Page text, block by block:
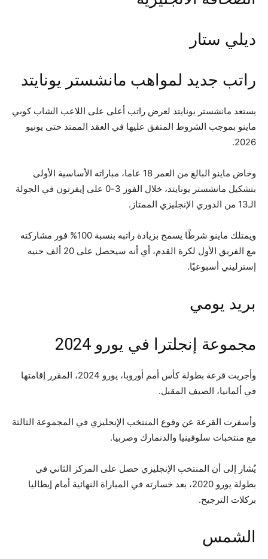
ديلي ستار
راتب جديد لمواهب مانشستر يونايتد
يستعد مانشستر يونايتد لعرض راتب أعلى على اللاعب الشاب كوبي
ماينو بموجب الشروط المتفق عليها في العقد الممتد حتى يونيو
2026.
وخاض ماينو البالغ من العمر 18 عاما، مباراته الأساسية الأولى
بتشكيل مانشستر يونايتد، خلال الفوز 3-0 على إيفرتون في الجولة
الـ13 من الدوري الإنجليزي الممتاز.
ويمتلك ماينو شرطًا يسمح بزيادة راتبه بنسبة 100% فور مشاركته
مع الفريق الأول لكرة القدم، أي أنه سيحصل على 20 ألف جنيه
إسترليني أسبوعيًا.
بريد يومي
مجموعة إنجلترا في يورو 2024
وأجريت قرعة بطولة كأس أمم أوروبا، يورو 2024، المقرر إقامتها
في ألمانيا، الصيف المقبل.
وأسفرت القرعة عن وقوع المنتخب الإنجليزي في المجموعة الثالثة
مع منتخبات سلوفينيا والدنمارك وصربيا.
يُشار إلى أن المنتخب الإنجليزي حصل على المركز الثاني في
بطولة يورو 2020، بعد خسارته في المباراة النهائية أمام إيطاليا
بركلات الترجيح.
الشمس